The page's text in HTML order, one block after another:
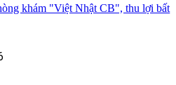
khám "Việt Nhật CB", thu lợi bất